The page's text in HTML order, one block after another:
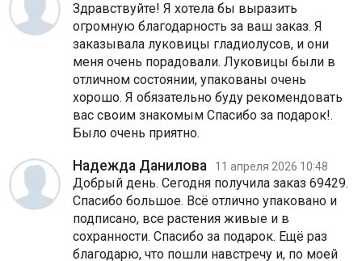
Здравствуйте! Я хотела бы выразить
огромную благодарность за ваш заказ. Я
заказывала луковицы гладиолусов, и они
меня очень порадовали. Луковицы были в
отличном состоянии, упакованы очень
хорошо. Я обязательно буду рекомендовать
вас своим знакомым Спасибо за подарок!.
Было очень приятно.
Надежда Данилова 11 апреля 2026 10:48
Добрый день. Сегодня получила заказ 69429.
Спасибо большое. Всё отлично упаковано и
подписано, все растения живые и в
сохранности. Спасибо за подарок. Ещё раз
благодарю, что пошли навстречу и, по моей